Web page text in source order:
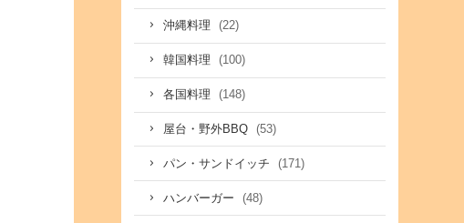
沖縄料理 (22)
韓国料理 (100)
各国料理 (148)
屋台・野外BBQ (53)
パン・サンドイッチ (171)
ハンバーガー (48)